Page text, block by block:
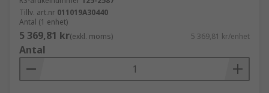
Tillv. art.nr 011019A30440
Antal (1 enhet)
5 369,81 kr(exkl. moms) 5 369,81 kr/enhet
Antal